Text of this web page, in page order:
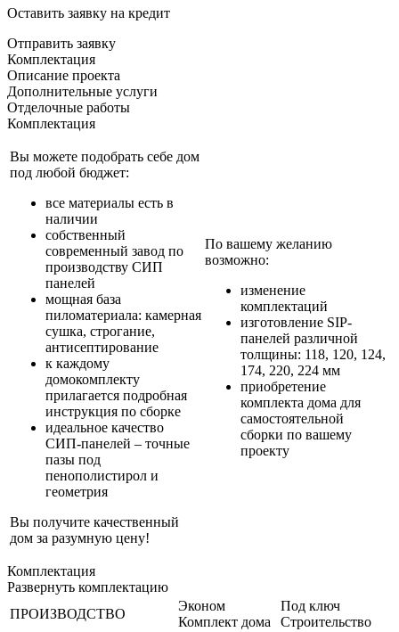
Оставить заявку на кредит
Отправить заявку
Комплектация
Описание проекта
Дополнительные услуги
Отделочные работы
Комплектация
Вы можете подобрать себе дом
под любой бюджет:
все материалы есть в
наличии
собственный
современный завод по
производству СИП
панелей
мощная база
пиломатериала: камерная
сушка, строгание,
антисептирование
к каждому
домокомплекту
прилагается подробная
инструкция по сборке
идеальное качество
СИП-панелей – точные
пазы под
пенополистирол и
геометрия
Вы получите качественный
дом за разумную цену!
По вашему желанию
возможно:
изменение
комплектаций
изготовление SIP-
панелей различной
толщины: 118, 120, 124,
174, 220, 224 мм
приобретение
комплекта дома для
самостоятельной
сборки по вашему
проекту
Комплектация
Развернуть комплектацию
ПРОИЗВОДСТВО
Эконом
Комплект дома
Под ключ
Строительство